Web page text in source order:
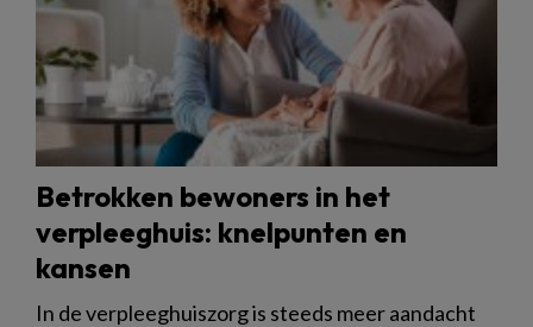
Betrokken bewoners in het
verpleeghuis: knelpunten en
kansen
In de verpleeghuiszorg is steeds meer aandacht